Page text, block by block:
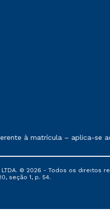
contrato de prestação de
à matrícula – aplica-se
© 2026 - Todos os direitos
seção 1, p. 54.